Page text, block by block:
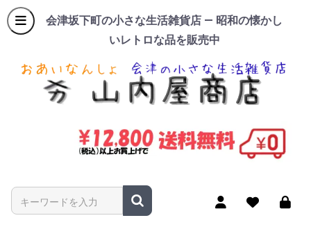
会津坂下町の小さな生活雑貨店 — 昭和の懐かし
いレトロな品を販売中
商品名やキーワードを入力